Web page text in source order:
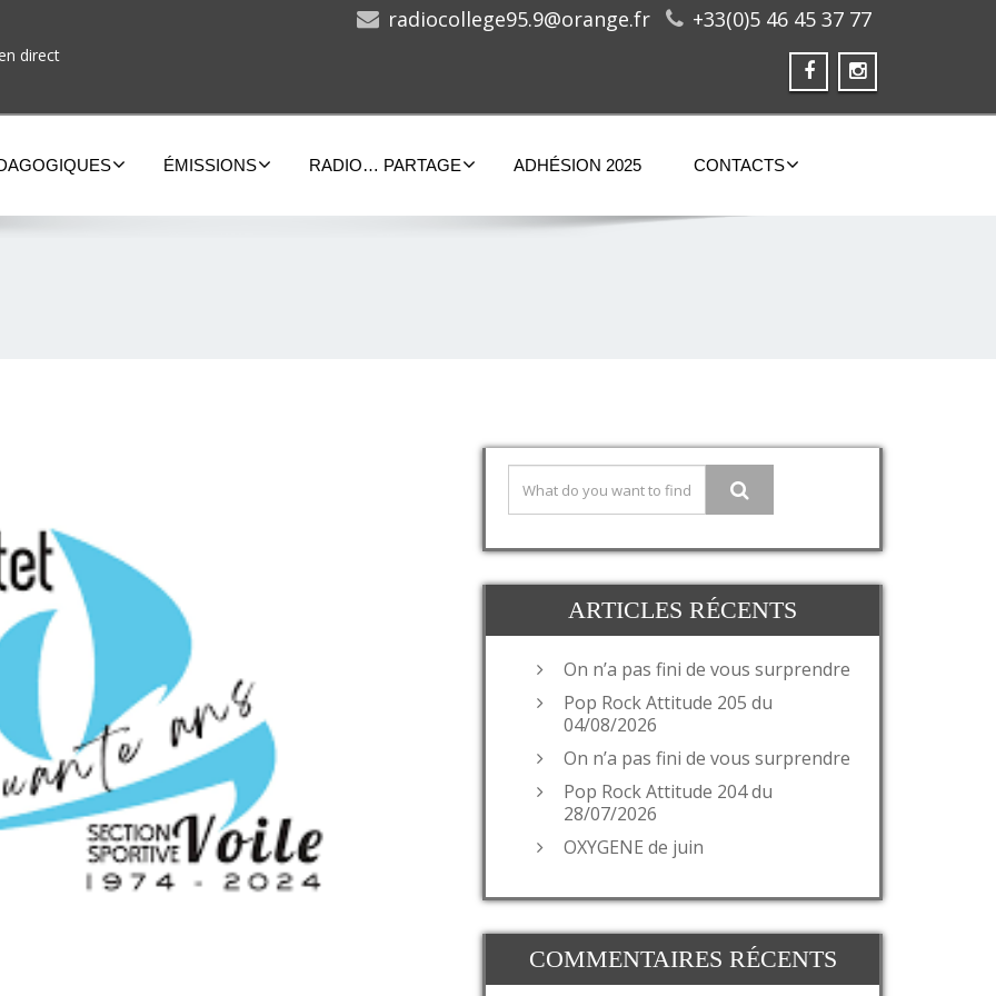
direct
radiocollege95.9@orange.fr +33(0)5 46 45 37 77
ÉMISSIONS RADIO… PARTAGE ADHÉSION 2025 CONTACTS
ARTICLES RÉCENTS
On n’a pas fini de vous surprendre
Pop Rock Attitude 205 du
04/08/2026
On n’a pas fini de vous surprendre
Pop Rock Attitude 204 du
28/07/2026
OXYGENE de juin
COMMENTAIRES RÉCENTS